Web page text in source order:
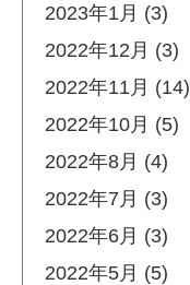
2023年1月 (3)
2022年12月 (3)
2022年11月 (14)
2022年10月 (5)
2022年8月 (4)
2022年7月 (3)
2022年6月 (3)
2022年5月 (5)